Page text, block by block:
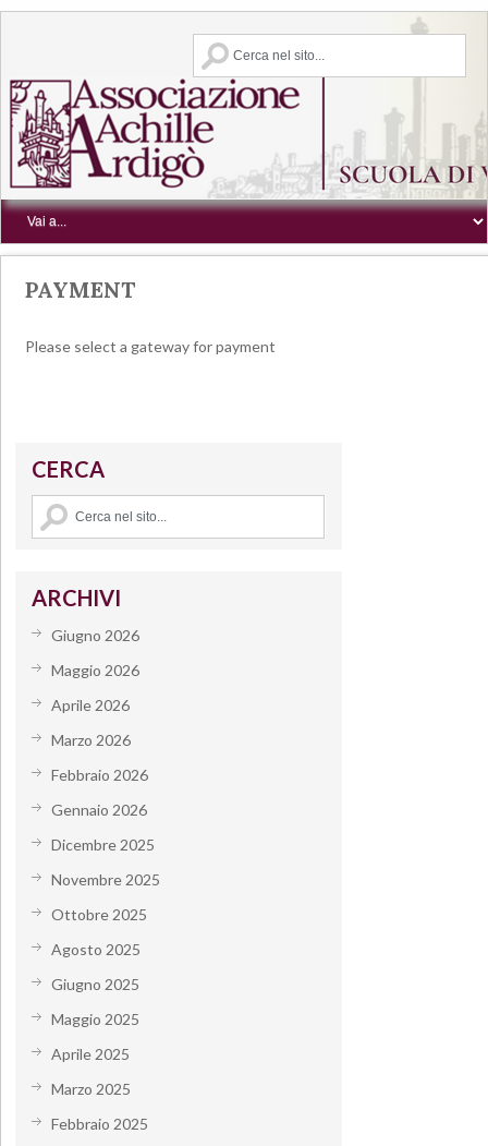
PAYMENT
Please select a gateway for payment
CERCA
ARCHIVI
Giugno 2026
Maggio 2026
Aprile 2026
Marzo 2026
Febbraio 2026
Gennaio 2026
Dicembre 2025
Novembre 2025
Ottobre 2025
Agosto 2025
Giugno 2025
Maggio 2025
Aprile 2025
Marzo 2025
Febbraio 2025